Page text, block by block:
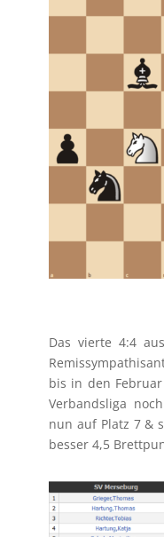
Das vierte 4:4
bis in den
Verbandsliga
nun auf Platz 7 &
besser 4,5